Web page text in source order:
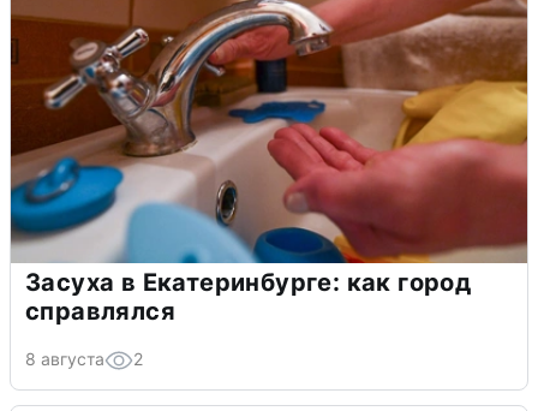
Засуха в Екатеринбурге: как город
справлялся
8 августа 2